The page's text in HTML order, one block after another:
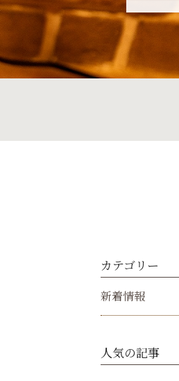
カテゴリー
新着情報
人気の記事